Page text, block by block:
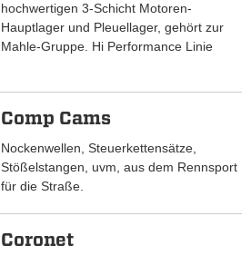
hochwertigen 3-Schicht Motoren-
Hauptlager und Pleuellager, gehört zur
Mahle-Gruppe. Hi Performance Linie
Comp Cams
Nockenwellen, Steuerkettensätze,
Stößelstangen, uvm, aus dem Rennsport
für die Straße.
Coronet